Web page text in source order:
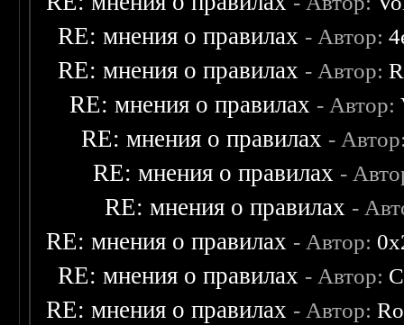
RE: мнения о правилах - Автор:
RE: мнения о правилах - Автор:
RE: мнения о правилах - Автор:
RE: мнения о правилах -
RE: мнения о правилах -
RE: мнения о правилах -
RE: мнения о правилах - Автор:
RE: мнения о правилах - Автор:
RE: мнения о правилах - Автор: